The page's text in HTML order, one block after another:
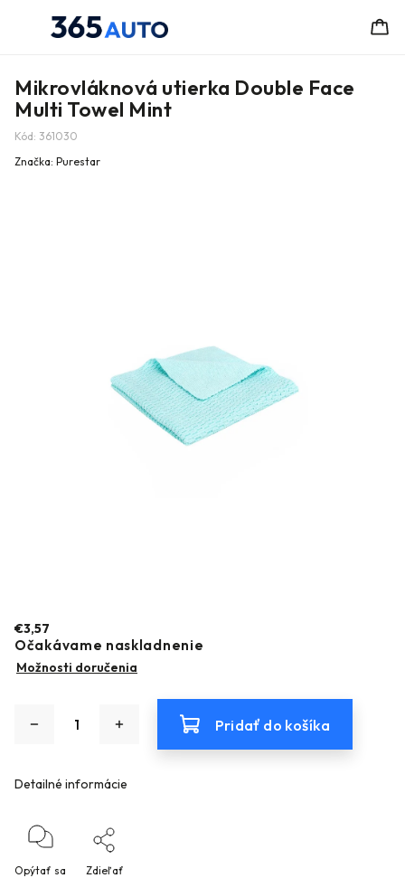
Mikrovláknová utierka Double Face
Multi Towel Mint
Kód: 361030
Značka: Purestar
€3,57
Očakávame naskladnenie
Možnosti doručenia
Pridať do košíka
Detailné informácie
Opýtať sa Zdieľať